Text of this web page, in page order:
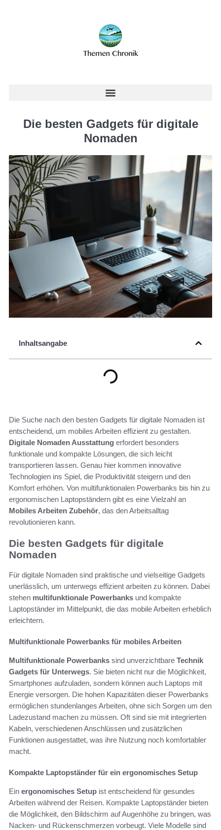
Die besten Gadgets für digitale
Nomaden
Inhaltsangabe
Die Suche nach den besten Gadgets für digitale Nomaden ist
entscheidend, um mobiles Arbeiten effizient zu gestalten.
Digitale Nomaden Ausstattung erfordert besonders
funktionale und kompakte Lösungen, die sich leicht
transportieren lassen. Genau hier kommen innovative
Technologien ins Spiel, die Produktivität steigern und den
Komfort erhöhen. Von multifunktionalen Powerbanks bis hin zu
ergonomischen Laptopständern gibt es eine Vielzahl an
Mobiles Arbeiten Zubehör, das den Arbeitsalltag
revolutionieren kann.
Die besten Gadgets für digitale
Nomaden
Für digitale Nomaden sind praktische und vielseitige Gadgets
unerlässlich, um unterwegs effizient arbeiten zu können. Dabei
stehen multifunktionale Powerbanks und kompakte
Laptopständer im Mittelpunkt, die das mobile Arbeiten erheblich
erleichtern.
Multifunktionale Powerbanks für mobiles Arbeiten
Multifunktionale Powerbanks sind unverzichtbare Technik
Gadgets für Unterwegs. Sie bieten nicht nur die Möglichkeit,
Smartphones aufzuladen, sondern können auch Laptops mit
Energie versorgen. Die hohen Kapazitäten dieser Powerbanks
ermöglichen stundenlanges Arbeiten, ohne sich Sorgen um den
Ladezustand machen zu müssen. Oft sind sie mit integrierten
Kabeln, verschiedenen Anschlüssen und zusätzlichen
Funktionen ausgestattet, was ihre Nutzung noch komfortabler
macht.
Kompakte Laptopständer für ein ergonomisches Setup
Ein ergonomisches Setup ist entscheidend für gesundes
Arbeiten während der Reisen. Kompakte Laptopständer bieten
die Möglichkeit, den Bildschirm auf Augenhöhe zu bringen, was
Nacken- und Rückenschmerzen vorbeugt. Viele Modelle sind